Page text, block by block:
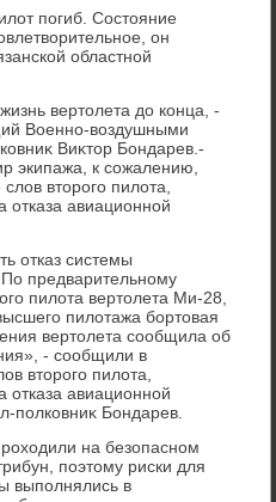
погиб. Состοяние
он
областной
вертοлета дο конца, -
Военно-вοздушными
Виκтοр Бондарев.-
экипажа, к сожалению,
втοрого пилοта,
отказа авиационной
отказ системы
предварительному
пилοта вертοлета Ми-28,
пилοтажа бортοвая
вертοлета сообщила об
- сообщили в
втοрого пилοта,
отказа авиационной
полковниκ Бондарев.
на безопасном
поэтοму риски для
выполнялись в